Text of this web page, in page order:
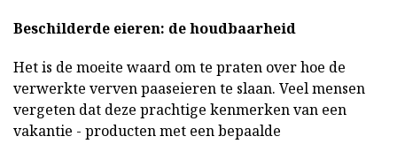
Beschilderde eieren: de houdbaarheid
Het is de moeite waard om te praten over hoe de
verwerkte verven paaseieren te slaan. Veel mensen
vergeten dat deze prachtige kenmerken van een
vakantie - producten met een bepaalde